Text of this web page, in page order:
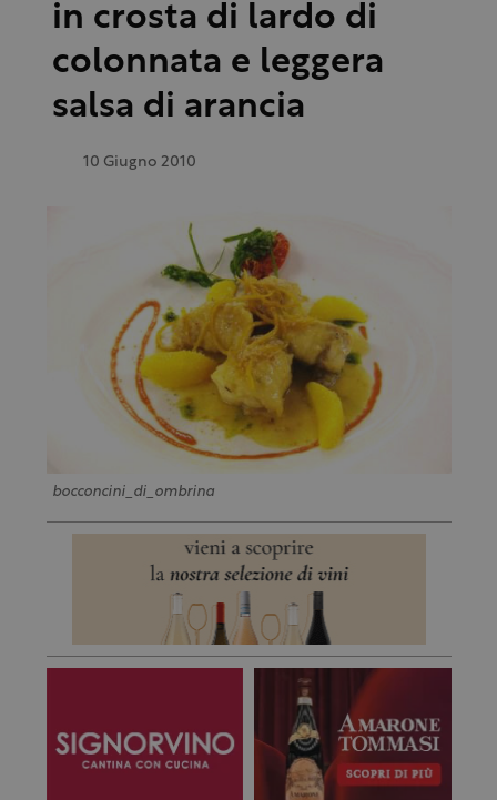
in crosta di lardo di
colonnata e leggera
salsa di arancia
10 Giugno 2010
bocconcini_di_ombrina